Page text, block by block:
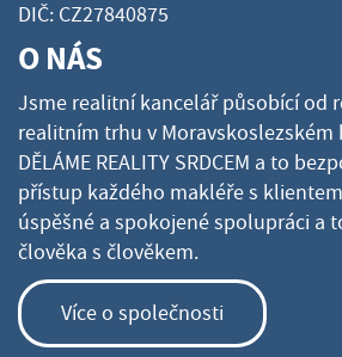
DIČ: CZ27840875
O NÁS
Jsme realitní kancelář působící od
realitním trhu v Moravskoslezském
DĚLÁME REALITY SRDCEM a to
přístup každého makléře s
úspěšné a spokojené spolupráci a
člověka s člověkem.
Více o společnosti